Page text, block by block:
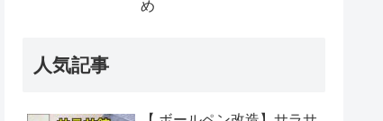
め
人気記事